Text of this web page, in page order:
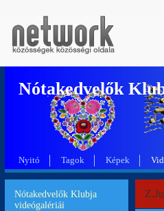
Nótakedvelők
Nyitó Tagok Képek
Nótakedvelők Klubja
videógalériái